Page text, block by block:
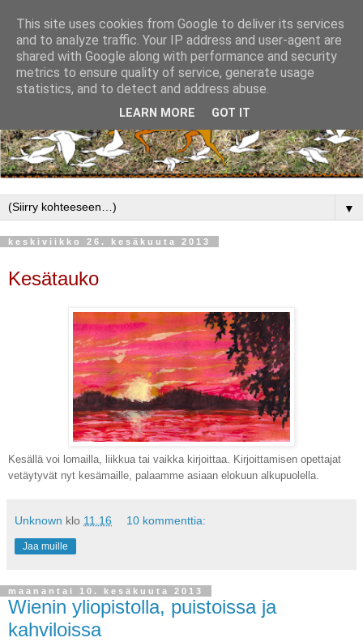
▼
keskiviikko 26. kesäkuuta 2013
Kesätauko
Kesällä voi lomailla, liikkua tai vaikka kirjoittaa. Kirjoittamisen opettajat
vetäytyvät nyt kesämaille, palaamme asiaan elokuun alkupuolella.
Unknown klo 11.16 10 kommenttia:
Jaa muille
maanantai 10. kesäkuuta 2013
Wienin yliopistolla, puistoissa ja
kahviloissa
This site uses cookies from Google to deliver its services
and to analyze traffic. Your IP address and user-agent are
shared with Google along with performance and security
metrics to ensure quality of service, generate usage
statistics, and to detect and address abuse.
LEARN MORE GOT IT